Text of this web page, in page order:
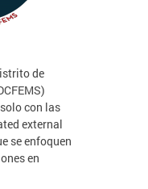
de
con las
external
se enfoquen
en